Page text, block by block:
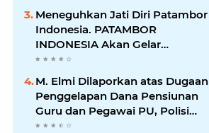
Meneguhkan Jati Diri Patambor
Indonesia. PATAMBOR
INDONESIA Akan Gelar
RAKERNAS II Di Jakarta.
M. Elmi Dilaporkan atas Dugaan
Penggelapan Dana Pensiunan
Guru dan Pegawai PU, Polisi
Pastikan Proses Hukum